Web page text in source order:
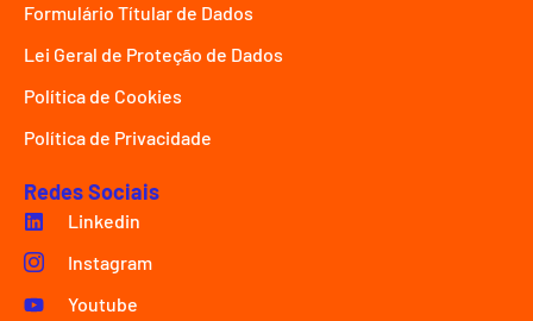
Formulário Títular de Dados
Lei Geral de Proteção de Dados
Política de Cookies
Política de Privacidade
Redes Sociais
Linkedin
Instagram
Youtube